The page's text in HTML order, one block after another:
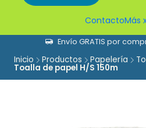
ContactoMás
Envío GRATIS por
Inicio Productos Papelería
Toalla de papel H/S 150m